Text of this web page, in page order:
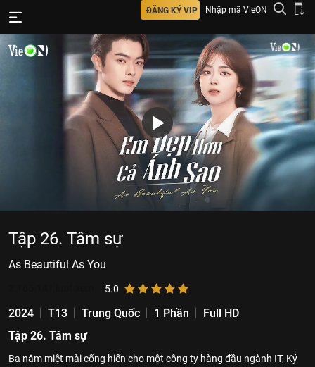
ĐĂNG KÝ VIP Nhập mã VieON
Tập 26. Tâm sự
As Beautiful As You
5.0
2024 T13 Trung Quốc 1 Phần
Full HD
Tập 26. Tâm sự
Ba năm miệt mài cống hiến cho một công ty hàng đầu ngành IT, Kỷ